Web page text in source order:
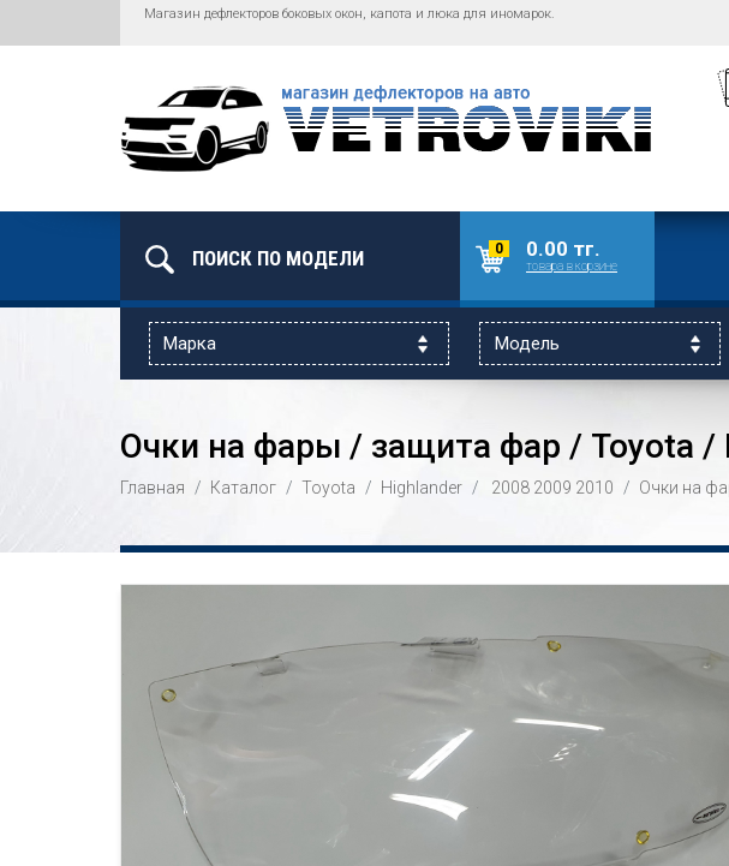
Магазин дефлекторов боковых окон, капота и люка для иномарок.
0 0.00 тг.
товара в корзине
Очки на фары / защита фар / Toyota /
Главная Каталог Toyota Highlander 2008 2009 2010 Очки на